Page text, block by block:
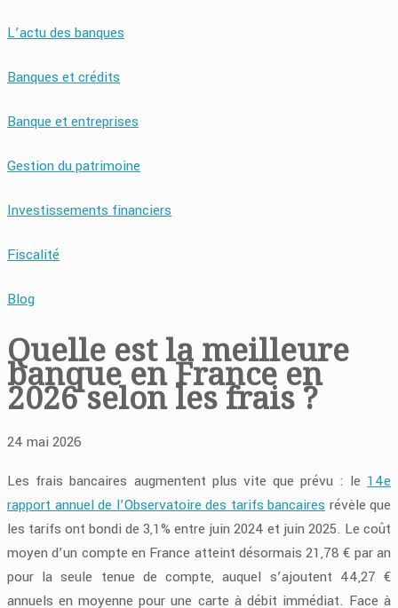
L’actu des banques
Banques et crédits
Banque et entreprises
Gestion du patrimoine
Investissements financiers
Fiscalité
Blog
Quelle est la meilleure
banque en France en
2026 selon les frais ?
24 mai 2026
Les frais bancaires augmentent plus vite que prévu : le 14e
rapport annuel de l’Observatoire des tarifs bancaires révèle que
les tarifs ont bondi de 3,1% entre juin 2024 et juin 2025. Le coût
moyen d’un compte en France atteint désormais21,78 € par an
pour la seule tenue de compte, auquel s’ajoutent 44,27 €
annuels en moyenne pour une carte à débit immédiat. Face à